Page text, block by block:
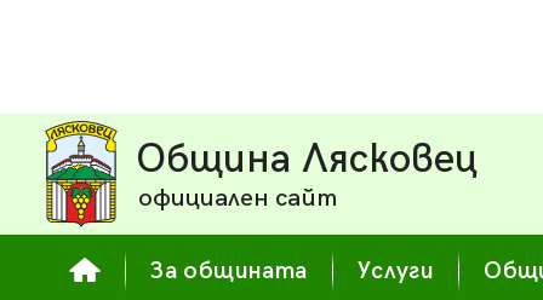
Община Лясковец
официален сайт
За общината Услуги